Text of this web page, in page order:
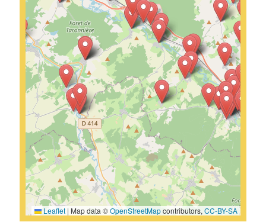
Leaflet | Map data ©OpenStreetMapcontributors, CC-BY-SA